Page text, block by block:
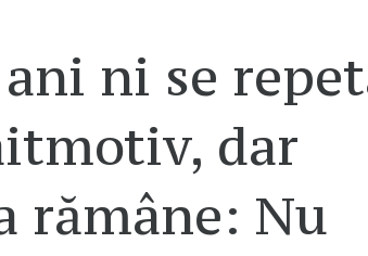
ni se
dar
rămâne: Nu